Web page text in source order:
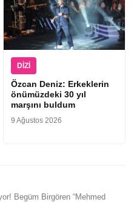
DIZI
Özcan Deniz: Erkeklerin
önümüzdeki 30 yıl
marşını buldum
9 Ağustos 2026
Begüm Birgören “Mehmed